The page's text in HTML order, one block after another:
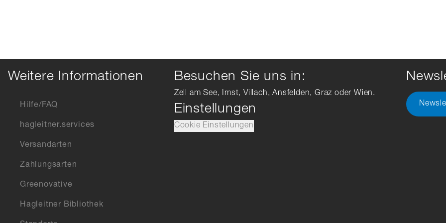
Weitere Informationen
Hilfe/FAQ
hagleitner.services
Versandarten
Zahlungsarten
Greenovative
Hagleitner Bibliothek
Besuchen Sie uns in:
Zell am See, Imst, Villach, Ansfelden, Graz oder Wien.
Einstellungen
Cookie Einstellungen